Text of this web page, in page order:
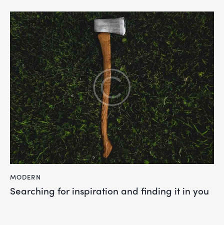
MODERN
Searching for inspiration and finding it in you